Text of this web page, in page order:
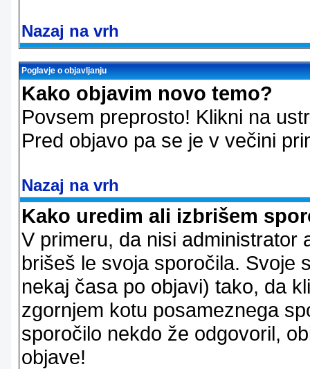
Nazaj na vrh
Poglavje o objavljanju
Kako objavim novo temo?
Povsem preprosto! Klikni na
Pred objavo pa se je v večini
Nazaj na vrh
Kako uredim ali izbrišem
V primeru, da nisi administrator
brišeš le svoja sporočila. Svoje
nekaj časa po objavi) tako, da
zgornjem kotu posameznega
sporočilo nekdo že odgovoril,
objave!